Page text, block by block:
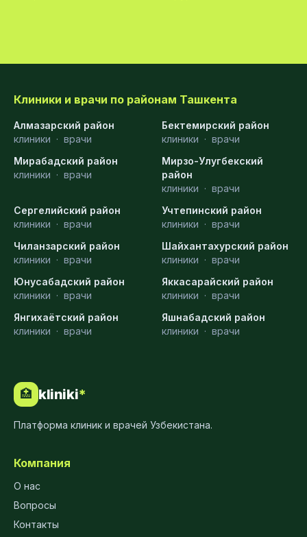
Клиники и врачи по районам Ташкента
Алмазарский район
клиники · врачи
Бектемирский район
клиники · врачи
Мирабадский район
клиники · врачи
Мирзо-Улугбекский
район
клиники · врачи
Сергелийский район
клиники · врачи
Учтепинский район
клиники · врачи
Чиланзарский район
клиники · врачи
Шайхантахурский район
клиники · врачи
Юнусабадский район
клиники · врачи
Яккасарайский район
клиники · врачи
Янгихаётский район
клиники · врачи
Яшнабадский район
клиники · врачи
🏥 kliniki*
Платформа клиник и врачей Узбекистана.
Компания
О нас
Вопросы
Контакты